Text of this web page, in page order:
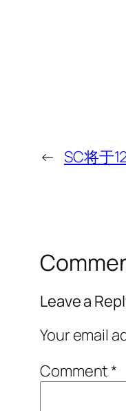
← SC将于
Leave a
Your email
Comment*